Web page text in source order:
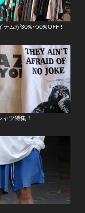
テムが30%~50%OFF !
ツ特集！